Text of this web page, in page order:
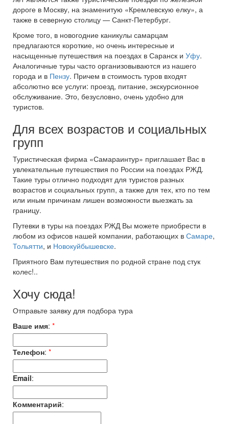
дороге в Москву, на знаменитую «Кремлевскую елку», а
также в северную столицу — Санкт-Петербург.
Кроме того, в новогодние каникулы самарцам
предлагаются короткие, но очень интересные и
насыщенные путешествия на поездах в Саранск и Уфу.
Аналогичные туры часто организовываются из нашего
города и в Пензу. Причем в стоимость туров входят
абсолютно все услуги: проезд, питание, экскурсионное
обслуживание. Это, безусловно, очень удобно для
туристов.
Для всех возрастов и социальных
групп
Туристическая фирма «Самараинтур» приглашает Вас в
увлекательные путешествия по России на поездах РЖД.
Такие туры отлично подходят для туристов разных
возрастов и социальных групп, а также для тех, кто по тем
или иным причинам лишен возможности выезжать за
границу.
Путевки в туры на поездах РЖД Вы можете приобрести в
любом из офисов нашей компании, работающих в Самаре,
Тольятти, и Новокуйбышевске.
Приятного Вам путешествия по родной стране под стук
колес!..
Хочу сюда!
Отправьте заявку для подбора тура
Ваше имя: *
Телефон: *
Email:
Комментарий: